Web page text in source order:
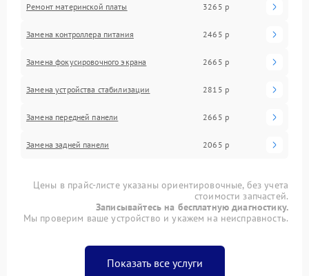
Ремонт материнской платы 3265 р
Замена контроллера питания 2465 р
Замена фокусировочного экрана 2665 р
Замена устройства стабилизации 2815 р
Замена передней панели 2665 р
Замена задней панели 2065 р
Цены в прайс-листе указаны ориентировочные, без учета
стоимости запчастей.
Записывайтесь на бесплатную диагностику.
Мы проверим ваше устройство и укажем на неисправность.
Показать все услуги